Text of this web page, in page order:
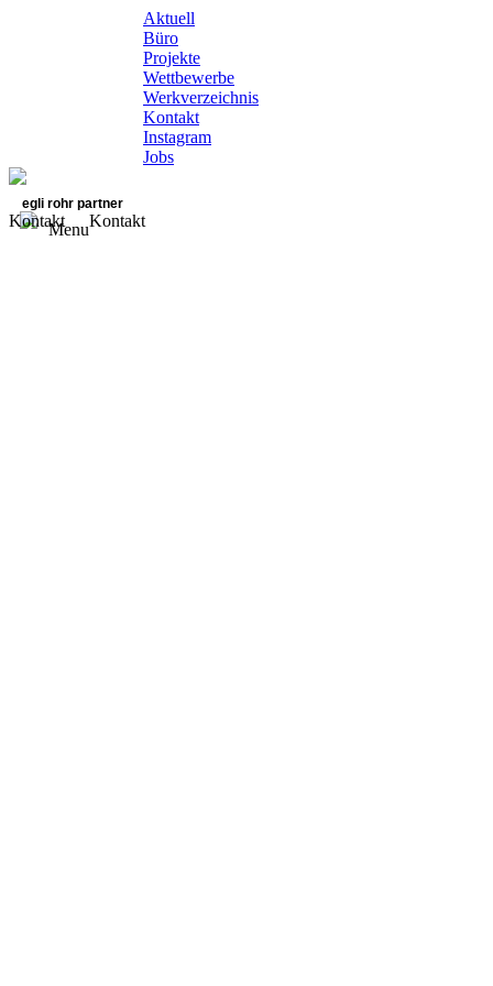
Aktuell
Büro
Projekte
Wettbewerbe
Werkverzeichnis
Kontakt
Instagram
Jobs
egli rohr partner
Menu
Kontakt Kontakt